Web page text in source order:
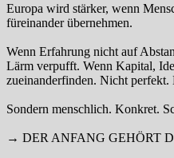
Europa wird stärker, wenn
füreinander übernehmen.
Wenn Erfahrung nicht auf
Lärm verpufft. Wenn Kapital,
zueinanderfinden. Nicht
Sondern menschlich. Konkret.
→ DER ANFANG GEHÖRT